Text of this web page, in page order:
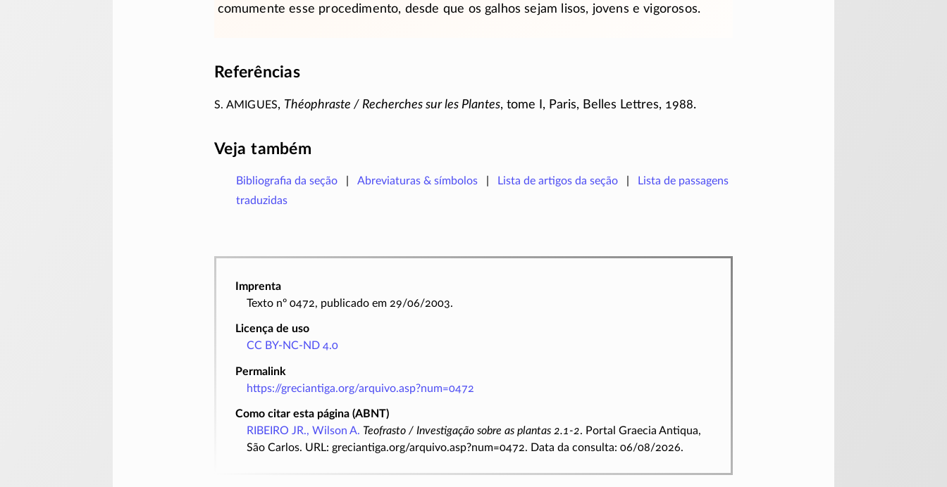
comumente esse procedimento, desde que os galhos sejam lisos, jovens e vigorosos.
Referências
S. Amigues, Théophraste / Recherches sur les Plantes, tome I, Paris, Belles Lettres, 1988.
Veja também
Bibliografia da seção Abreviaturas & símbolos Lista de artigos da seção
Lista de passagens
traduzidas
Imprenta
Texto nº 0472, publicado em 29/06/2003.
Licença de uso
CC BY-NC-ND 4.0
Permalink
https://greciantiga.org/arquivo.asp?num=0472
Como citar esta página (ABNT)
RIBEIRO JR., Wilson A. Teofrasto / Investigação sobre as plantas 2.1-2. Portal Graecia Antiqua,
São Carlos. URL: greciantiga.org/arquivo.asp?num=0472. Data da consulta: 06/08/2026.